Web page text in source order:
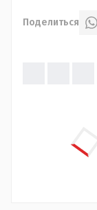
Поделиться